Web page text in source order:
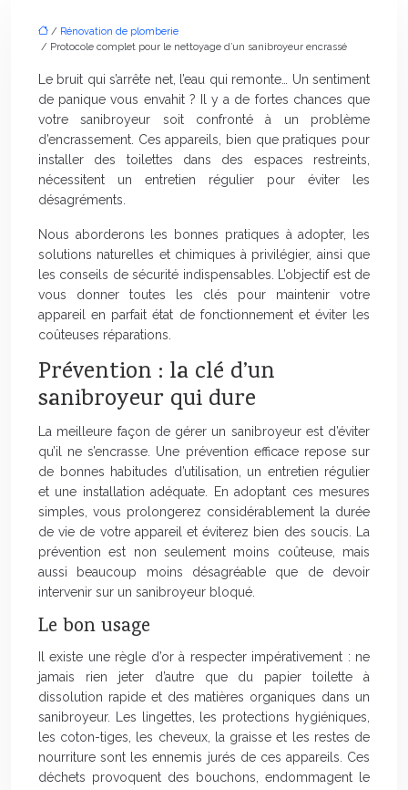
/ Rénovation de plomberie
/ Protocole complet pour le nettoyage d’un sanibroyeur encrassé
Le bruit qui s’arrête net, l’eau qui remonte… Un sentiment
de panique vous envahit ? Il y a de fortes chances que
votre sanibroyeur soit confronté à un problème
d’encrassement. Ces appareils, bien que pratiques pour
installer des toilettes dans des espaces restreints,
nécessitent un entretien régulier pour éviter les
désagréments.
Nous aborderons les bonnes pratiques à adopter, les
solutions naturelles et chimiques à privilégier, ainsi que
les conseils de sécurité indispensables. L’objectif est de
vous donner toutes les clés pour maintenir votre
appareil en parfait état de fonctionnement et éviter les
coûteuses réparations.
Prévention : la clé d’un
sanibroyeur qui dure
La meilleure façon de gérer un sanibroyeur est d’éviter
qu’il ne s’encrasse. Une prévention efficace repose sur
de bonnes habitudes d’utilisation, un entretien régulier
et une installation adéquate. En adoptant ces mesures
simples, vous prolongerez considérablement la durée
de vie de votre appareil et éviterez bien des soucis. La
prévention est non seulement moins coûteuse, mais
aussi beaucoup moins désagréable que de devoir
intervenir sur un sanibroyeur bloqué.
Le bon usage
Il existe une règle d’or à respecter impérativement : ne
jamais rien jeter d’autre que du papier toilette à
dissolution rapide et des matières organiques dans un
sanibroyeur. Les lingettes, les protections hygiéniques,
les coton-tiges, les cheveux, la graisse et les restes de
nourriture sont les ennemis jurés de ces appareils. Ces
déchets provoquent des bouchons, endommagent le